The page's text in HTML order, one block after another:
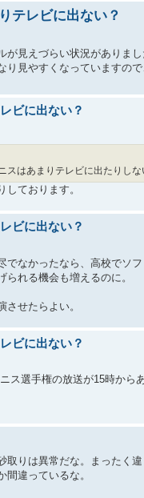
テレビに出ない？
が見えづらい状況がありま
り見やすくなっていますの
ビに出ない？
スはあまりテレビに出たりし
ております。
ビに出ない？
でなかったなら、高校でソ
れる機会も増えるのに。
せたらよい。
ビに出ない？
ス選手権の放送が15時から
取りは異常だな。まったく
違っているな。